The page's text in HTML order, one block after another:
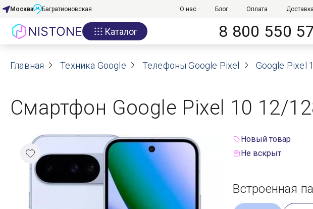
Акции
О нас
Договор оферты
Контакты
Москва Багратионовская О нас Блог Оплата Доставка
Каталог 8 800 550
Главная Техника Google Телефоны Google Pixel Google Pixel
Смартфон Google Pixel 10 12/
Новый товар
Не вскрыт
Встроенная